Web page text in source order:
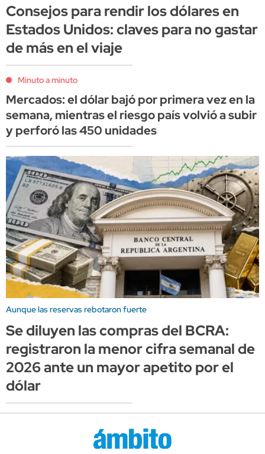
Consejos para rendir los dólares en
Estados Unidos: claves para no gastar
de más en el viaje
Minuto a minuto
Mercados: el dólar bajó por primera vez en la
semana, mientras el riesgo país volvió a subir
y perforó las 450 unidades
Aunque las reservas rebotaron fuerte
Se diluyen las compras del BCRA:
registraron la menor cifra semanal de
2026 ante un mayor apetito por el
dólar